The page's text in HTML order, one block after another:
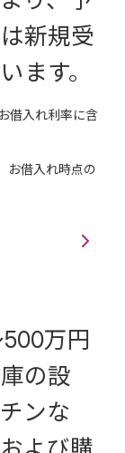
新規受
ます。
借入れ利率に含
お借入れ時点の
万円
の設
ンな